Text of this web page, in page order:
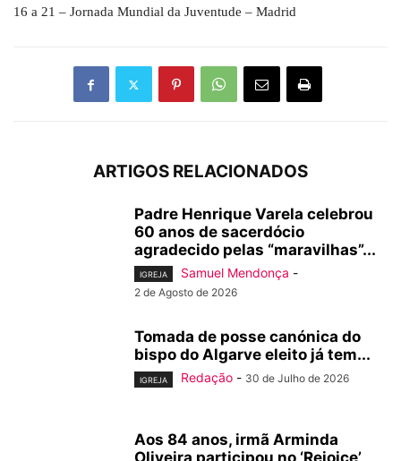
16 a 21 – Jornada Mundial da Juventude – Madrid
ARTIGOS RELACIONADOS
Padre Henrique Varela celebrou
60 anos de sacerdócio
agradecido pelas “maravilhas”...
IGREJA Samuel Mendonça -
2 de Agosto de 2026
Tomada de posse canónica do
bispo do Algarve eleito já tem...
IGREJA Redação - 30 de Julho de 2026
Aos 84 anos, irmã Arminda